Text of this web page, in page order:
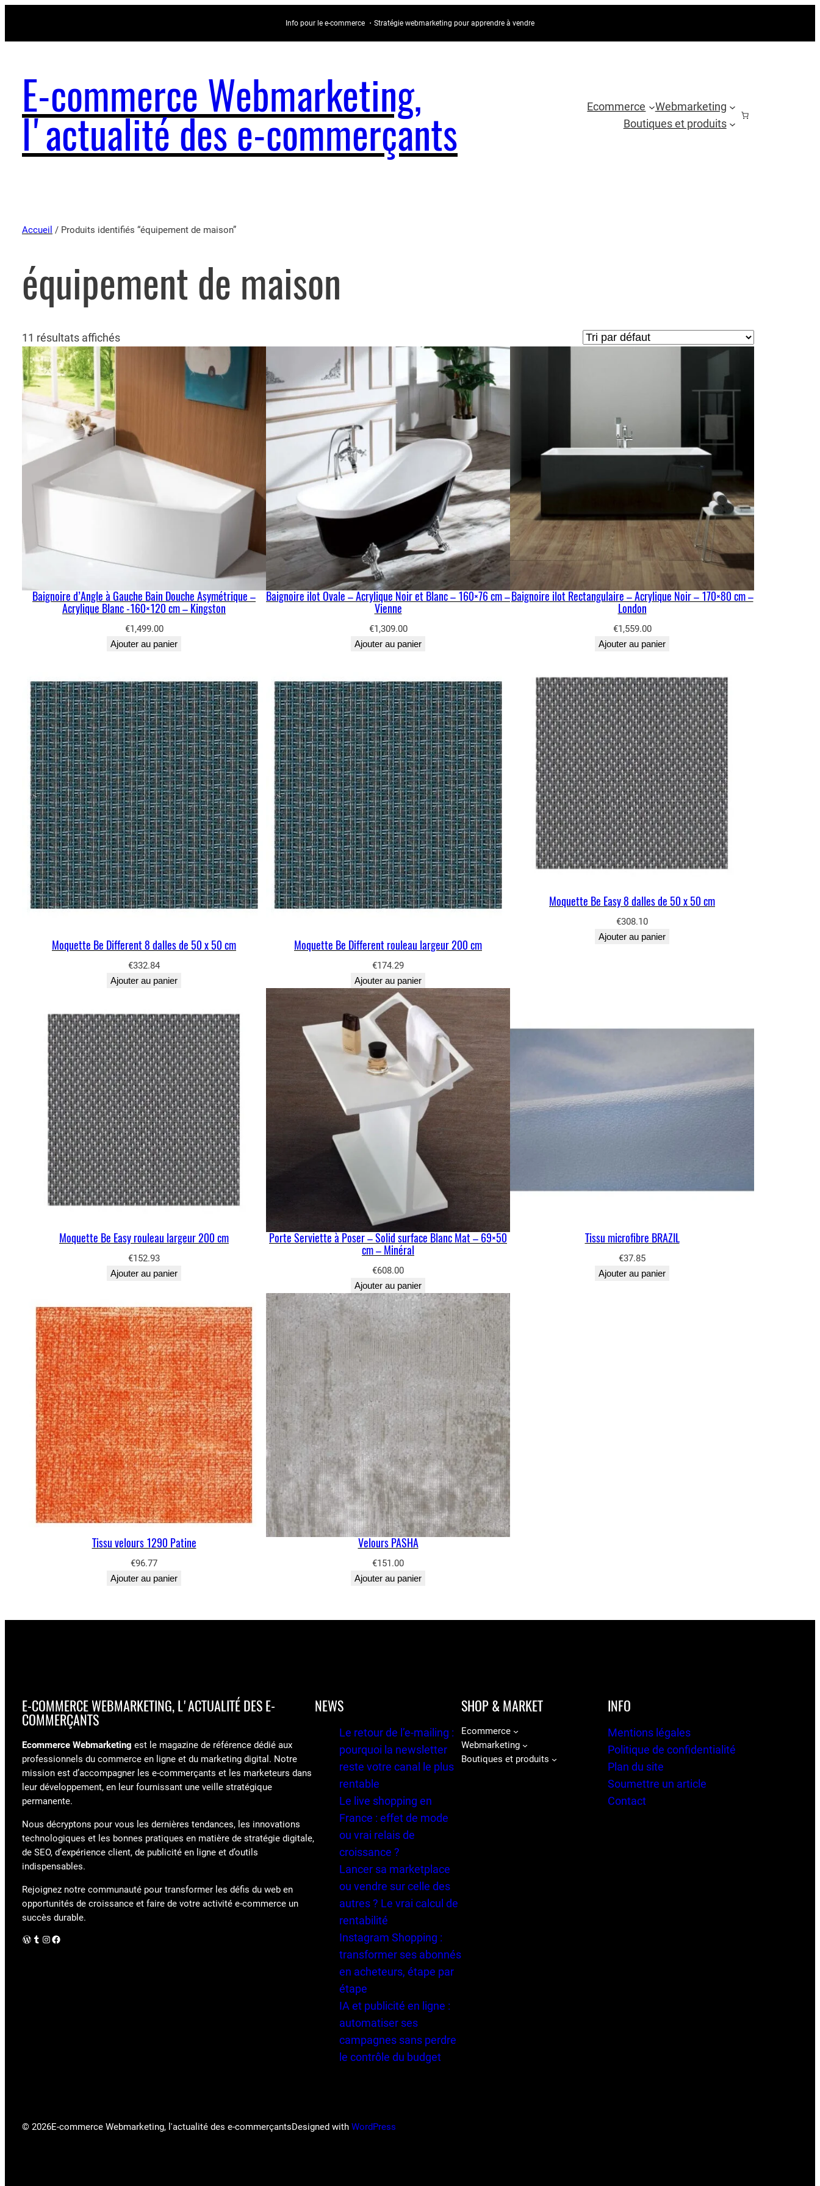
Info pour le e-commerce ・Stratégie webmarketing pour apprendre à vendre
E-commerce Webmarketing,
l'actualité des e-commerçants
Ecommerce
Webmarketing
Boutiques et produits
Accueil / Produits identifiés “équipement de maison”
équipement de maison
11 résultats affichés
Baignoire d’Angle à Gauche Bain Douche Asymétrique –
Acrylique Blanc -160×120 cm – Kingston
€1,499.00
Ajouter au panier
Baignoire ilot Ovale – Acrylique Noir et Blanc – 160×76 cm –
Vienne
€1,309.00
Ajouter au panier
Baignoire ilot Rectangulaire – Acrylique Noir – 170×80 cm –
London
€1,559.00
Ajouter au panier
Moquette Be Different 8 dalles de 50 x 50 cm
€332.84
Ajouter au panier
Moquette Be Different rouleau largeur 200 cm
€174.29
Ajouter au panier
Moquette Be Easy 8 dalles de 50 x 50 cm
€308.10
Ajouter au panier
Moquette Be Easy rouleau largeur 200 cm
€152.93
Ajouter au panier
Porte Serviette à Poser – Solid surface Blanc Mat – 69×50
cm – Minéral
€608.00
Ajouter au panier
Tissu microfibre BRAZIL
€37.85
Ajouter au panier
Tissu velours 1290 Patine
€96.77
Ajouter au panier
Velours PASHA
€151.00
Ajouter au panier
E-COMMERCE WEBMARKETING, L'ACTUALITÉ DES E-
COMMERÇANTS
Ecommerce Webmarketing est le magazine de référence dédié aux
professionnels du commerce en ligne et du marketing digital. Notre
mission est d’accompagner les e-commerçants et les marketeurs dans
leur développement, en leur fournissant une veille stratégique
permanente.
Nous décryptons pour vous les dernières tendances, les innovations
technologiques et les bonnes pratiques en matière de stratégie digitale,
de SEO, d’expérience client, de publicité en ligne et d’outils
indispensables.
Rejoignez notre communauté pour transformer les défis du web en
opportunités de croissance et faire de votre activité e-commerce un
succès durable.
WordPress Instagram Facebook
NEWS
Le retour de l’e-mailing :
pourquoi la newsletter
reste votre canal le plus
rentable
Le live shopping en
France : effet de mode
ou vrai relais de
croissance ?
Lancer sa marketplace
ou vendre sur celle des
autres ? Le vrai calcul de
rentabilité
Instagram Shopping :
transformer ses abonnés
en acheteurs, étape par
étape
IA et publicité en ligne :
automatiser ses
campagnes sans perdre
le contrôle du budget
SHOP & MARKET
Ecommerce
Webmarketing
Boutiques et produits
INFO
Mentions légales
Politique de confidentialité
Plan du site
Soumettre un article
Contact
© 2026E-commerce Webmarketing, l'actualité des e-commerçantsDesigned with WordPress